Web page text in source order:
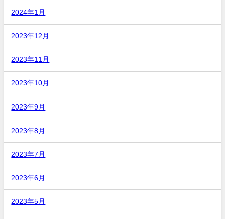
2024年1月
2023年12月
2023年11月
2023年10月
2023年9月
2023年8月
2023年7月
2023年6月
2023年5月